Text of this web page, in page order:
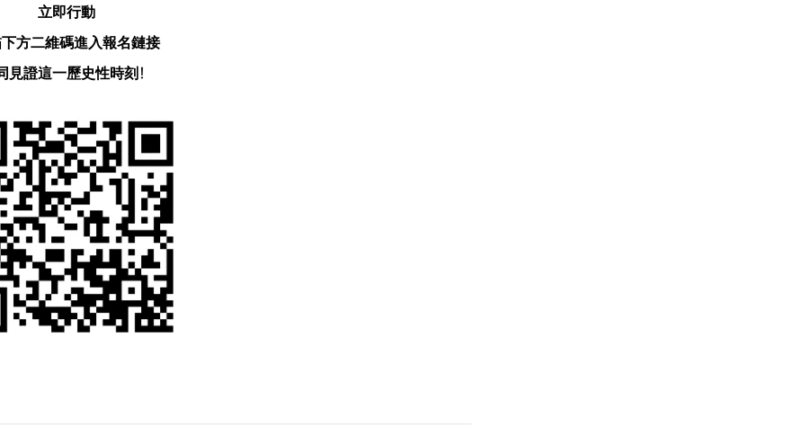
立即行動
方二維碼進入報名鏈接
見證這一歷史性時刻！